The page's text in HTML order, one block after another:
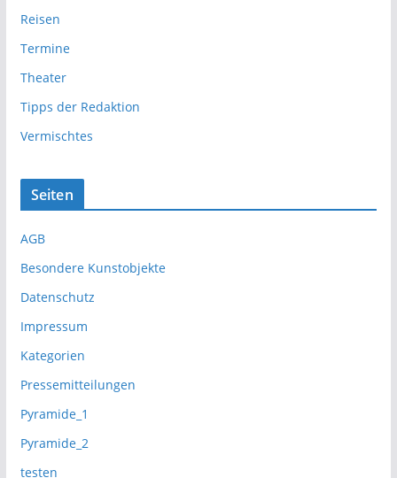
Reisen
Termine
Theater
Tipps der Redaktion
Vermischtes
Seiten
AGB
Besondere Kunstobjekte
Datenschutz
Impressum
Kategorien
Pressemitteilungen
Pyramide_1
Pyramide_2
testen